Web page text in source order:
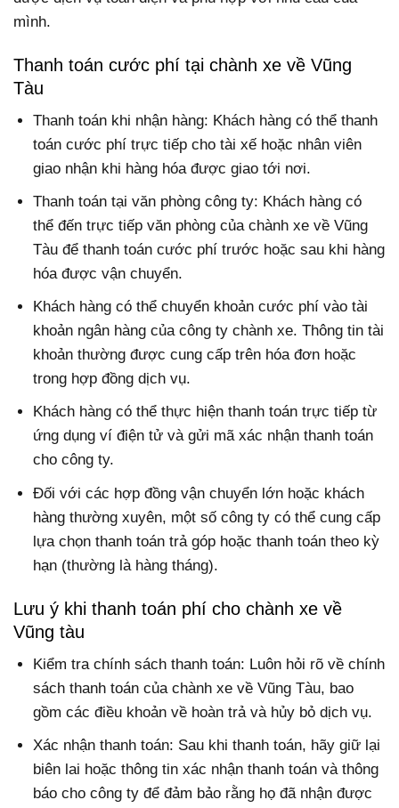
mình.
Thanh toán cước phí tại chành xe về Vũng
Tàu
Thanh toán khi nhận hàng: Khách hàng có thể thanh
toán cước phí trực tiếp cho tài xế hoặc nhân viên
giao nhận khi hàng hóa được giao tới nơi.
Thanh toán tại văn phòng công ty: Khách hàng có
thể đến trực tiếp văn phòng của chành xe về Vũng
Tàu để thanh toán cước phí trước hoặc sau khi hàng
hóa được vận chuyển.
Khách hàng có thể chuyển khoản cước phí vào tài
khoản ngân hàng của công ty chành xe. Thông tin tài
khoản thường được cung cấp trên hóa đơn hoặc
trong hợp đồng dịch vụ.
Khách hàng có thể thực hiện thanh toán trực tiếp từ
ứng dụng ví điện tử và gửi mã xác nhận thanh toán
cho công ty.
Đối với các hợp đồng vận chuyển lớn hoặc khách
hàng thường xuyên, một số công ty có thể cung cấp
lựa chọn thanh toán trả góp hoặc thanh toán theo kỳ
hạn (thường là hàng tháng).
Lưu ý khi thanh toán phí cho chành xe về
Vũng tàu
Kiểm tra chính sách thanh toán: Luôn hỏi rõ về chính
sách thanh toán của chành xe về Vũng Tàu, bao
gồm các điều khoản về hoàn trả và hủy bỏ dịch vụ.
Xác nhận thanh toán: Sau khi thanh toán, hãy giữ lại
biên lai hoặc thông tin xác nhận thanh toán và thông
báo cho công ty để đảm bảo rằng họ đã nhận được